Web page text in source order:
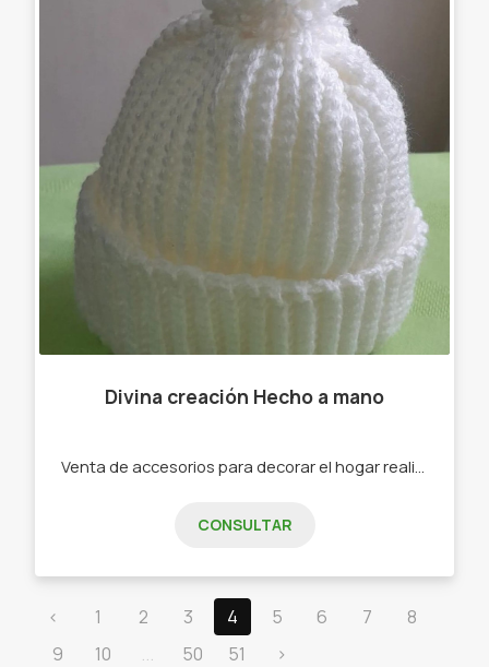
Divina creación Hecho a mano
CONSULTAR
‹ 1 2 3 4 5 6 7
8
9
10 ... 50 51 ›